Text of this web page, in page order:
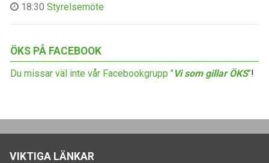
18:30 Styrelsemöte
ÖKS PÅ FACEBOOK
Du missar väl inte vår Facebookgrupp "Vi som gillar ÖKS"!
VIKTIGA LÄNKAR